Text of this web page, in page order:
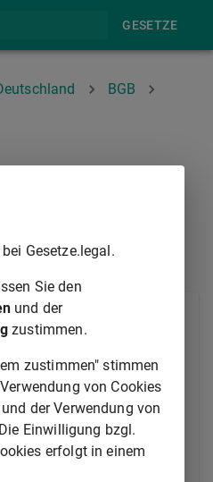
GESETZE
BGB
Urkunden sowie
bei einer dazu
für den Gläubiger
im Verzug der
gilt, wenn der Schuldner
Person des Gläubigers
einer nicht auf
Ungewissheit über die
Gesetze.legal.
Sie den
und der
zustimmen.
zustimmen" stimmen
von Cookies
der Verwendung von
Einwilligung bzgl.
erfolgt in einem